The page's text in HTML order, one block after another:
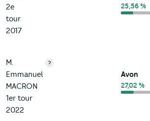
2e
tour
2017
25,56 %
M.
Emmanuel
MACRON
1er tour
2022
?
Avon
27,02 %